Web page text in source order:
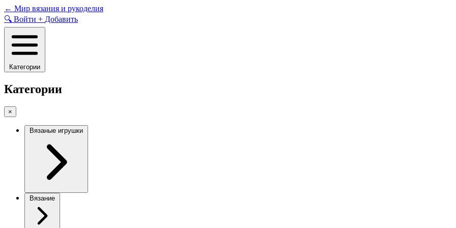
Skip
to
content
← Мир вязания и рукоделия
🔍 Войти + Добавить
Категории
Категории
×
Вязаные игрушки
Вязание